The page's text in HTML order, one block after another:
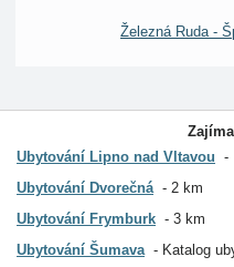
Železná Ruda -
Ubytování Lipno nad Vltavou
Ubytování Dvorečná
2 km
Ubytování Frymburk
3 km
Ubytování Šumava
Katalog